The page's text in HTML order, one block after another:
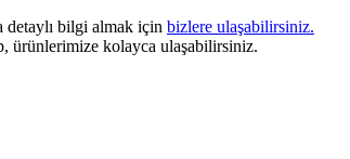
detaylı bilgi almak için bizlere ulaşabilirsiniz.
ürünlerimize kolayca ulaşabilirsiniz.